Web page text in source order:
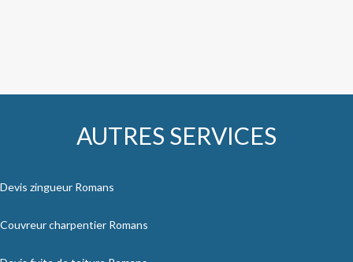
AUTRES SERVICES
Devis zingueur Romans
Couvreur charpentier Romans